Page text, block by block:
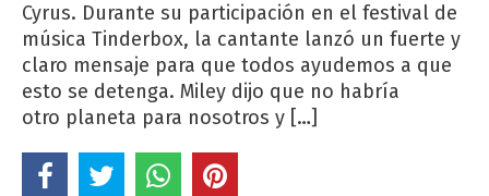
Cyrus. Durante su participación en el festival de
música Tinderbox, la cantante lanzó un fuerte y
claro mensaje para que todos ayudemos a que
esto se detenga. Miley dijo que no habría
otro planeta para nosotros y […]